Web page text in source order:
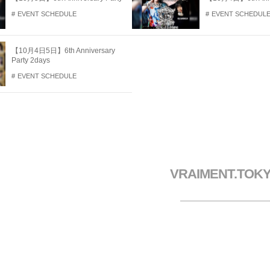
EVENT SCHEDULE EVENT SCHEDULE
【10月4日5日】6th Anniversary
Party 2days
EVENT SCHEDULE